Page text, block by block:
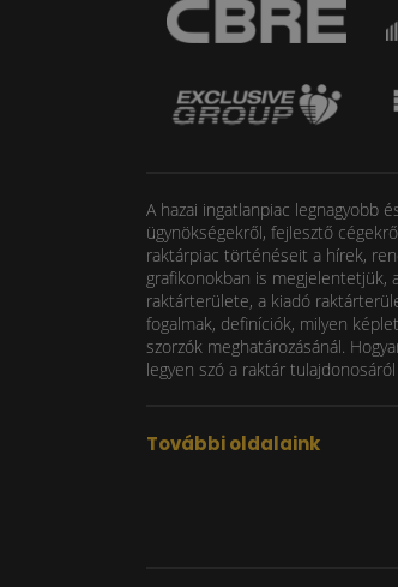
A hazai ingatlanpiac legnagyobb
ügynökségekről, fejlesztő
raktárpiac történéseit a hírek,
grafikonokban is megjelentetjük,
raktárterülete, a kiadó
fogalmak, definíciók, milyen
szorzók meghatározásánál.
legyen szó a raktár
További oldalaink